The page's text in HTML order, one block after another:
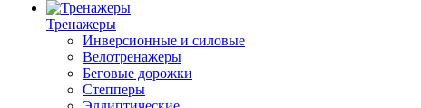
Тренажеры
Инверсионные и силовые
Велотренажеры
Беговые дорожки
Степперы